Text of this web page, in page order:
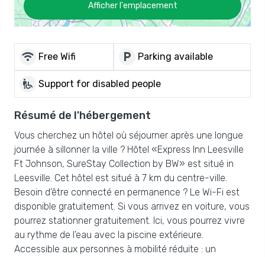
Afficher l'emplacement
wifi Free Wifi local_parking Parking available
wheelchair_pickup Support for disabled people
Résumé de l'hébergement
Vous cherchez un hôtel où séjourner après une longue
journée à sillonner la ville ? Hôtel «Express Inn Leesville
Ft Johnson, SureStay Collection by BW» est situé in
Leesville. Cet hôtel est situé à 7 km du centre-ville.
Besoin d’être connecté en permanence ? Le Wi-Fi est
disponible gratuitement. Si vous arrivez en voiture, vous
pourrez stationner gratuitement. Ici, vous pourrez vivre
au rythme de l’eau avec la piscine extérieure.
Accessible aux personnes à mobilité réduite : un